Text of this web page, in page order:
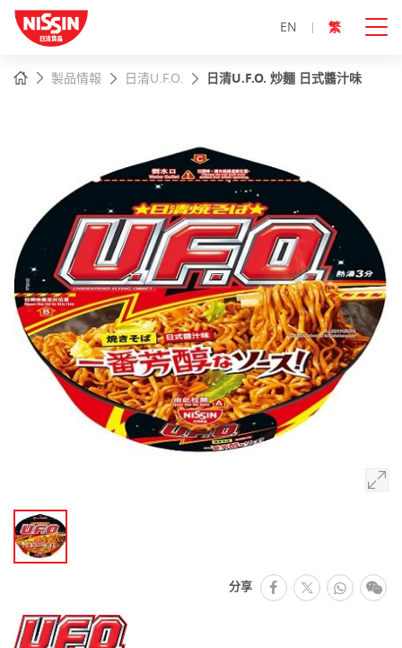
EN 繁
主頁製品情報 日清U.F.O. 日清U.F.O. 炒麵 日式醬汁味
分享 facebook
推特 微